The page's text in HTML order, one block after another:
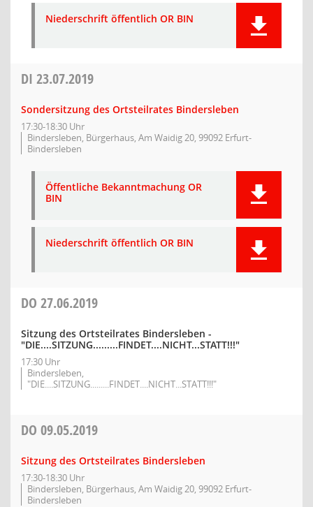
Niederschrift öffentlich OR BIN
DI 23.07.2019
Sondersitzung des Ortsteilrates Bindersleben
17:30-18:30 Uhr
Bindersleben, Bürgerhaus, Am Waidig 20, 99092 Erfurt-
Bindersleben
Öffentliche Bekanntmachung OR
BIN
Niederschrift öffentlich OR BIN
DO 27.06.2019
Sitzung des Ortsteilrates Bindersleben -
"DIE....SITZUNG.........FINDET....NICHT...STATT!!!"
17:30 Uhr
Bindersleben,
"DIE....SITZUNG.........FINDET....NICHT...STATT!!!"
DO 09.05.2019
Sitzung des Ortsteilrates Bindersleben
17:30-18:30 Uhr
Bindersleben, Bürgerhaus, Am Waidig 20, 99092 Erfurt-
Bindersleben